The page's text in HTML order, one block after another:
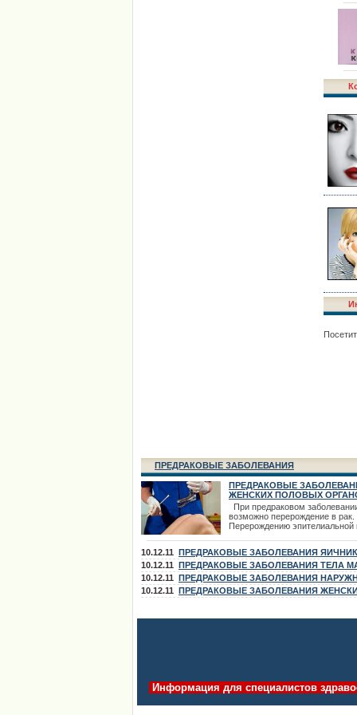
ПРЕДРАКОВЫЕ ЗАБОЛЕВАНИЯ
ПРЕДРАКОВЫЕ
ЖЕНСКИХ ПОЛОВЫХ
При предраковом
возможно перерождение в рак.
Перерождению эпителиальной
изменений клеточных
предраковым состояниям
гиперплазия и гипертрофия
увеличение количества
появление клеточной атипии и
10.12.11 ПРЕДРАКОВЫЕ ЗАБОЛЕВАНИЯ
10.12.11 ПРЕДРАКОВЫЕ ЗАБОЛЕВАНИЯ ТЕЛА
10.12.11 ПРЕДРАКОВЫЕ ЗАБОЛЕВАНИЯ
ПОЛОВЫХ ОРГАНОВ
10.12.11 ПРЕДРАКОВЫЕ ЗАБОЛЕВАНИЯ
Информация для специалистов